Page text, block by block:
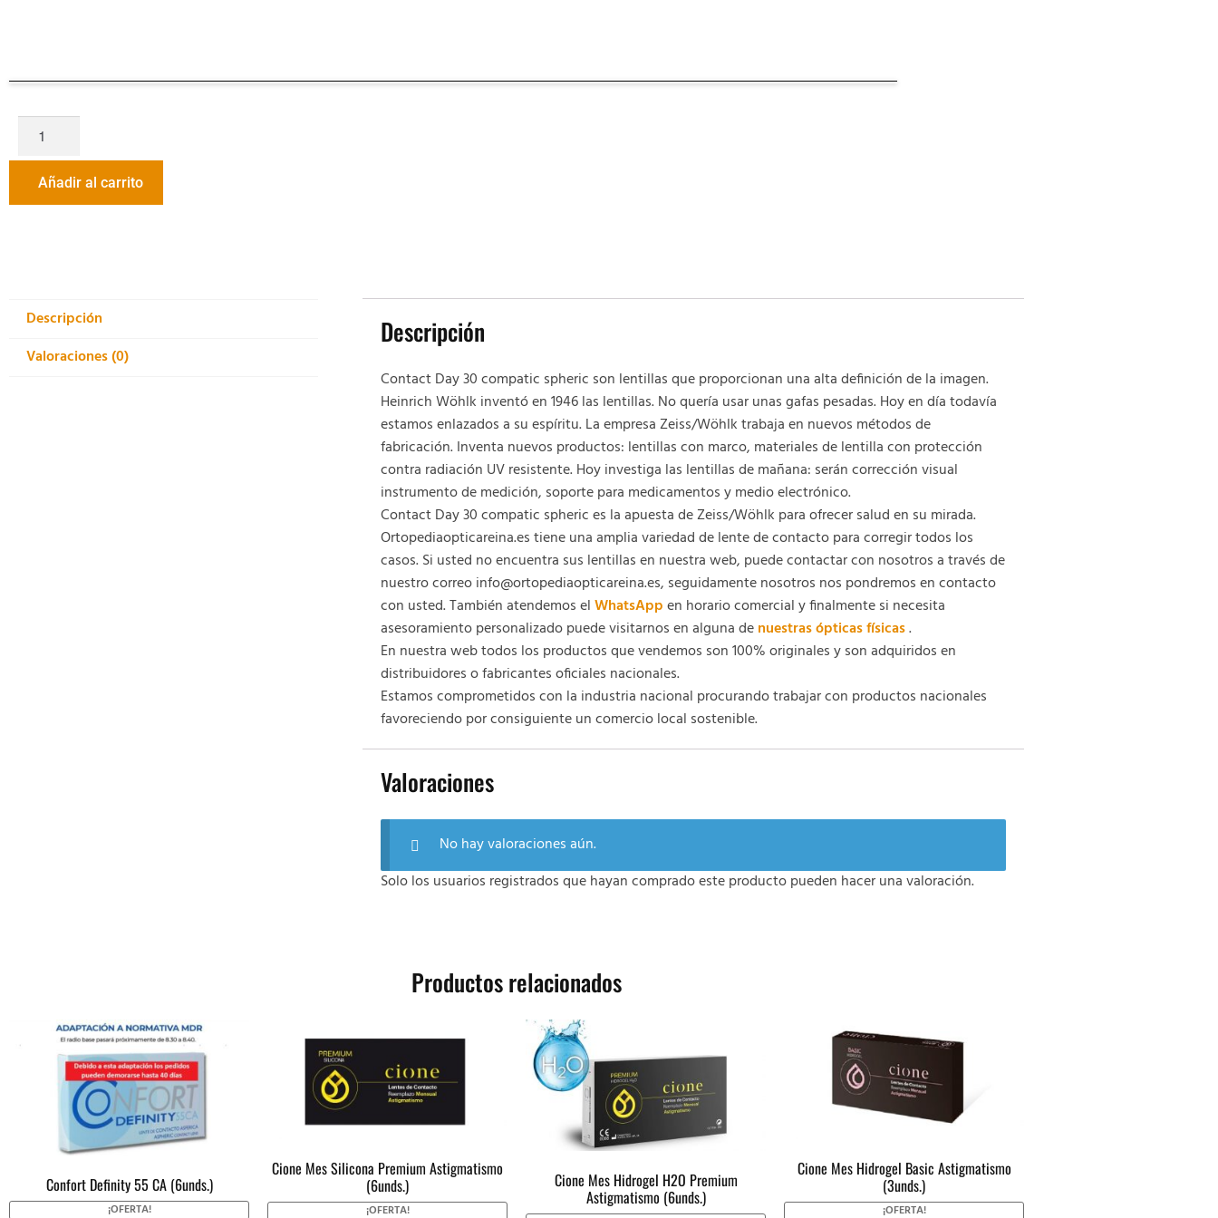
Añadir al carrito
Descripción
Valoraciones (0)
Descripción
Contact Day 30 compatic spheric son lentillas que proporcionan una alta definición de la imagen.
Heinrich Wöhlk inventó en 1946 las lentillas. No quería usar unas gafas pesadas. Hoy en día todavía
estamos enlazados a su espíritu. La empresa Zeiss/Wöhlk trabaja en nuevos métodos de
fabricación. Inventa nuevos productos: lentillas con marco, materiales de lentilla con protección
contra radiación UV resistente. Hoy investiga las lentillas de mañana: serán corrección visual
instrumento de medición, soporte para medicamentos y medio electrónico.
Contact Day 30 compatic spheric es la apuesta de Zeiss/Wöhlk para ofrecer salud en su mirada.
Ortopediaopticareina.es tiene una amplia variedad de lente de contacto para corregir todos los
casos. Si usted no encuentra sus lentillas en nuestra web, puede contactar con nosotros a través de
nuestro correo info@ortopediaopticareina.es, seguidamente nosotros nos pondremos en contacto
con usted. También atendemos elWhatsAppen horario comercial y finalmente si necesita
asesoramiento personalizado puede visitarnos en alguna denuestras ópticas físicas.
En nuestra web todos los productos que vendemos son 100% originales y son adquiridos en
distribuidores o fabricantes oficiales nacionales.
Estamos comprometidos con la industria nacional procurando trabajar con productos nacionales
favoreciendo por consiguiente un comercio local sostenible.
Valoraciones
No hay valoraciones aún.
Solo los usuarios registrados que hayan comprado este producto pueden hacer una valoración.
Productos relacionados
Confort Definity 55 CA (6unds.)
¡OFERTA!
Cione Mes Silicona Premium Astigmatismo
(6unds.)
¡OFERTA!
Cione Mes Hidrogel H2O Premium
Astigmatismo (6unds.)
Cione Mes Hidrogel Basic Astigmatismo
(3unds.)
¡OFERTA!